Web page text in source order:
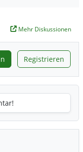
Mehr Diskussionen
Registrieren